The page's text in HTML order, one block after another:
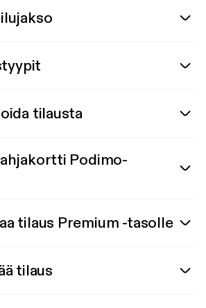
tilausta
Podimo-
tilaus Premium -tasolle
tilaus